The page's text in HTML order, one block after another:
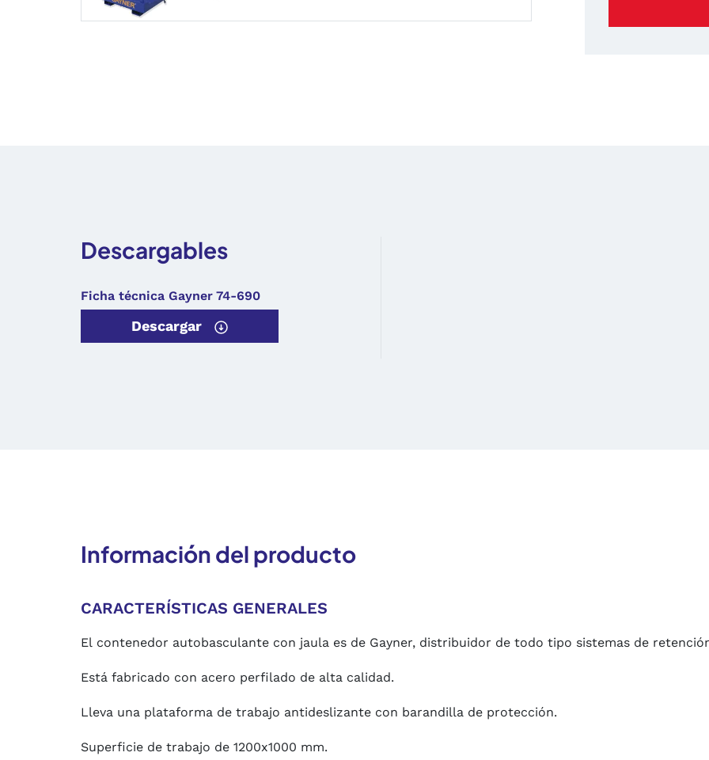
Descargables
Ficha técnica Gayner 74-690
Descargar
Información del producto
CARACTERÍSTICAS GENERALES
El contenedor autobasculante con jaula es de Gayner, distribuidor de todo tipo sistemas de
Está fabricado con acero perfilado de alta calidad.
Lleva una plataforma de trabajo antideslizante con barandilla de protección.
Superficie de trabajo de 1200x1000 mm.